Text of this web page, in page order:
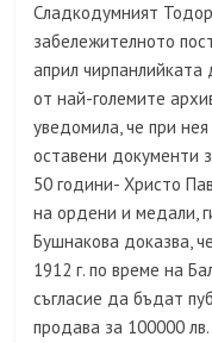
Сладкодумният
забележителното
април
от най-големите
уведомила, че при
оставени документи
50 години- Христо
на ордени и медали,
Бушнакова доказва,
1912 г. по време на
съгласие да бъдат
продава за 100000